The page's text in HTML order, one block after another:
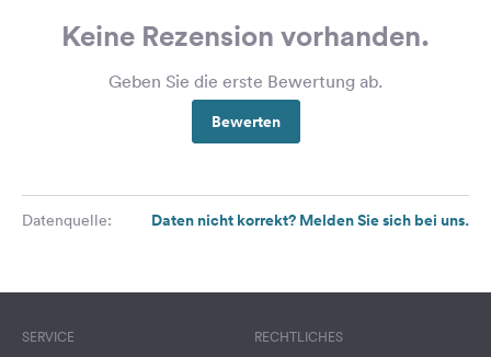
Keine Rezension vorhanden.
Geben Sie die erste Bewertung ab.
Bewerten
Datenquelle: Daten nicht korrekt? Melden Sie sich bei uns.
SERVICE RECHTLICHES